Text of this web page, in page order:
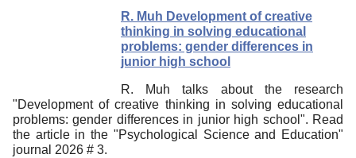
R. Muh Development of creative
thinking in solving educational
problems: gender differences in
junior high school
R. Muh talks about the research
"Development of creative thinking in solving educational
problems: gender differences in junior high school". Read
the article in the "Psychological Science and Education"
journal 2026 # 3.